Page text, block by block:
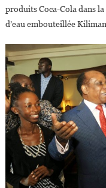
produits Coca-Cola dans
d’eau embouteillée